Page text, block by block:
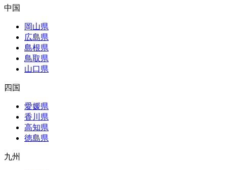
中国
岡山県
広島県
島根県
鳥取県
山口県
四国
愛媛県
香川県
高知県
徳島県
九州